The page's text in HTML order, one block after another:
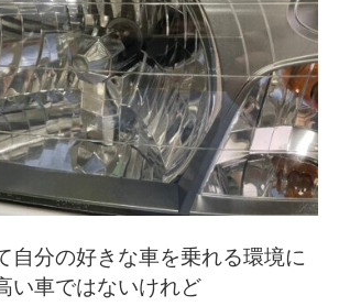
自分の好きな車を乗れる環境に
い車ではないけれど